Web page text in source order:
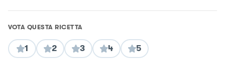
VOTA QUESTA RICETTA
1 2 3 4 5